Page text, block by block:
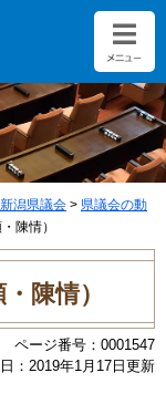
新潟県議会 > 県議会の動
陳情）
陳情）
ページ番号：0001547
：2019年1月17日更新